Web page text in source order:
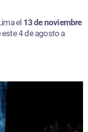
el 13 de noviembre
este 4 de agosto a